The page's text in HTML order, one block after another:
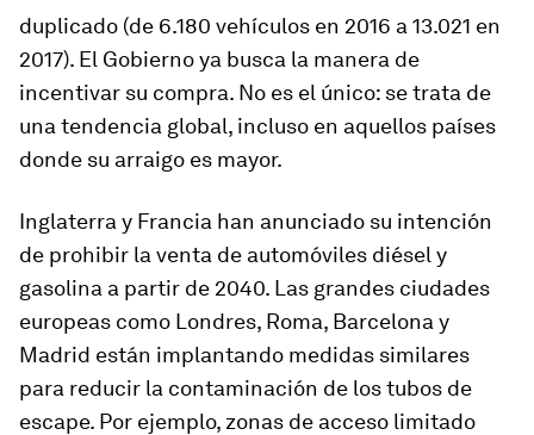
duplicado (de 6.180 vehículos en 2016 a 13.021 en
2017). El Gobierno ya busca la manera de
incentivar su compra. No es el único: se trata de
una tendencia global, incluso en aquellos países
donde su arraigo es mayor.
Inglaterra y Francia han anunciado su intención
de prohibir la venta de automóviles diésel y
gasolina a partir de 2040. Las grandes ciudades
europeas como Londres, Roma, Barcelona y
Madrid están implantando medidas similares
para reducir la contaminación de los tubos de
escape. Por ejemplo, zonas de acceso limitado